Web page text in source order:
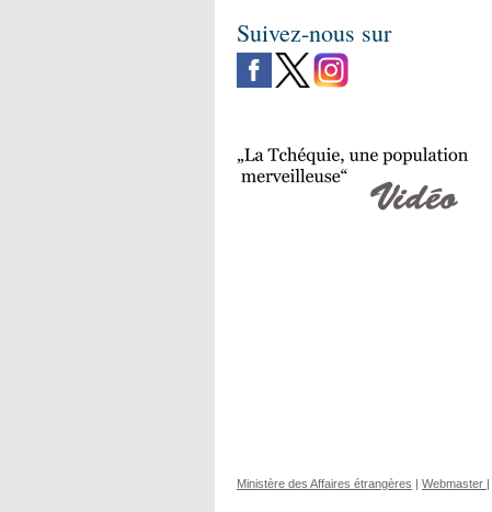
Suivez-nous sur
Ministère des Affaires étrangères | Webmaster |